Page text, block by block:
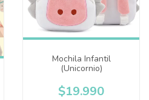
Mochila Infantil
(Unicornio)
$19.990